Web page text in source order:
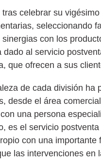
tras celebrar su
seleccionando
sinergias con los
dado al servicio
que ofrecen a sus
de cada división ha
desde el área
una persona
es el servicio
con una
las intervenciones en